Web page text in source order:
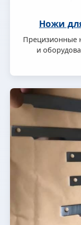
Ножи
Прецизионные
и